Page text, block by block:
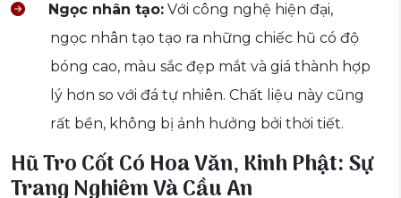
Ngọc nhân tạo: Với công nghệ hiện đại,
ngọc nhân tạo tạo ra những chiếc hũ có độ
bóng cao, màu sắc đẹp mắt và giá thành hợp
lý hơn so với đá tự nhiên. Chất liệu này cũng
rất bền, không bị ảnh hưởng bởi thời tiết.
Hũ Tro Cốt Có Hoa Văn, Kinh Phật: Sự
Trang Nghiêm Và Cầu An